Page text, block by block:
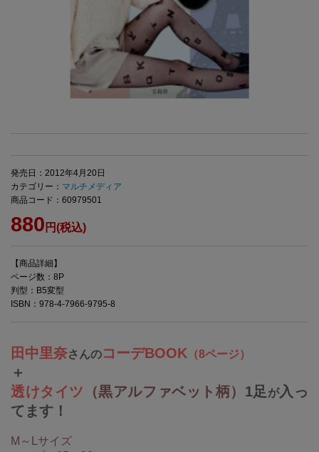
発売日：2012年4月20日
カテゴリー： マルチメディア
商品コード：60979501
880 円(税込)
【商品詳細】
ページ数：8P
判型：B5変型
ISBN：978-4-7966-9795-8
田中里奈さんのコーデBOOK （8ページ）
＋
透けタイツ （黒アルファベット柄） 1足 が入っ
てます！
M～Lサイズ